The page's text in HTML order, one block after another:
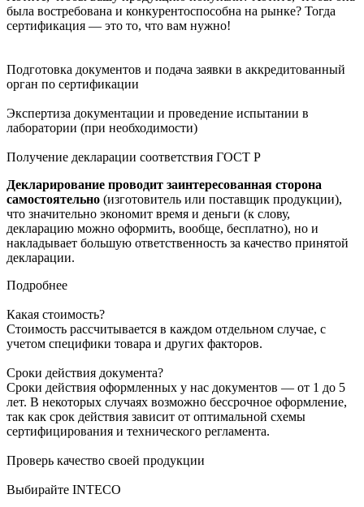
была востребована и конкурентоспособна на рынке? Тогда
сертификация — это то, что вам нужно!
Подготовка документов и подача заявки в аккредитованный
орган по сертификации
Экспертиза документации и проведение испытании в
лаборатории (при необходимости)
Получение декларации соответствия ГОСТ Р
Декларирование проводит заинтересованная сторона
самостоятельно (изготовитель или поставщик продукции),
что значительно экономит время и деньги (к слову,
декларацию можно оформить, вообще, бесплатно), но и
накладывает большую ответственность за качество принятой
декларации.
Подробнее
Какая стоимость?
Стоимость рассчитывается в каждом отдельном случае, с
учетом специфики товара и других факторов.
Сроки действия документа?
Сроки действия оформленных у нас документов — от 1 до 5
лет. В некоторых случаях возможно бессрочное оформление,
так как срок действия зависит от оптимальной схемы
сертифицирования и технического регламента.
Проверь качество своей продукции
Выбирайте INTECO